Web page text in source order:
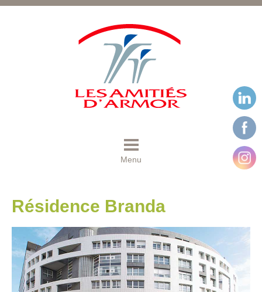
Menu
Résidence Branda